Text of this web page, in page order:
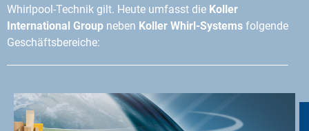
Whirlpool-Technik gilt. Heute umfasst die Koller
International Group neben Koller Whirl-Systems folgende
Geschäftsbereiche: